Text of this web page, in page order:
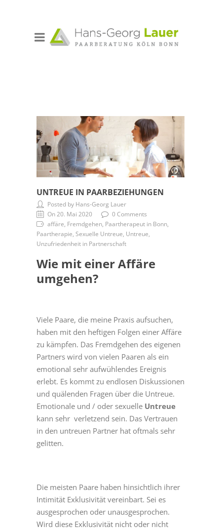
UNTREUE IN PAARBEZIEHUNGEN
Posted by Hans-Georg Lauer
On 20. Mai 2020
0 Comments
affäre, Fremdgehen, Paartherapeut in Bonn,
Paartherapie, Sexuelle Untreue, Untreue,
Unzufriedenheit in Partnerschaft
Wie mit einer Affäre
umgehen?
Viele Paare, die meine Praxis aufsuchen,
haben mit den heftigen Folgen einer Affäre
zu kämpfen. Das Fremdgehen des eigenen
Partners wird von vielen Paaren als ein
emotional sehr aufwühlendes Ereignis
erlebt. Es kommt zu endlosen Diskussionen
und quälenden Fragen über die Untreue.
Emotionale und / oder sexuelle Untreue
kann sehr verletzend sein. Das Vertrauen
in den untreuen Partner hat oftmals sehr
gelitten.
Die meisten Paare haben hinsichtlich ihrer
Intimität Exklusivität vereinbart. Sei es
ausgesprochen oder unausgesprochen.
Wird diese Exklusivität nicht oder nicht